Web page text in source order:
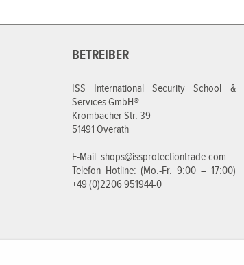
BETREIBER
ISS International Security School &
Services GmbH®
Krombacher Str. 39
51491 Overath
E-Mail: shops@issprotectiontrade.com
Telefon Hotline: (Mo.-Fr. 9:00 – 17:00)
+49 (0)2206 951944-0